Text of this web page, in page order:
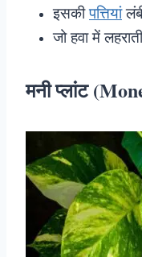
इसकीपत्तियां
जो हवा में
मनी प्लांट